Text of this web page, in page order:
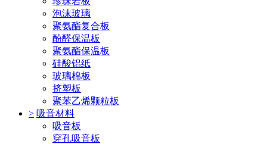
泡沫玻璃
聚氨酯复合板
酚醛保温板
聚氨酯保温板
硅酸铝纸
玻璃棉板
挤塑板
聚苯乙烯颗粒板
> 吸音材料
吸音板
穿孔吸音板